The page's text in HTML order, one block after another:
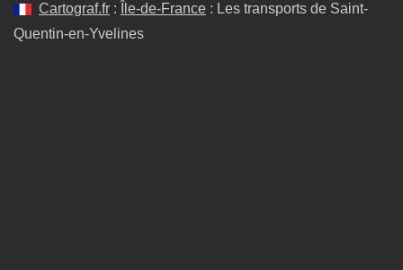
Cartograf.fr : Île-de-France : Les transports de Saint-
Quentin-en-Yvelines